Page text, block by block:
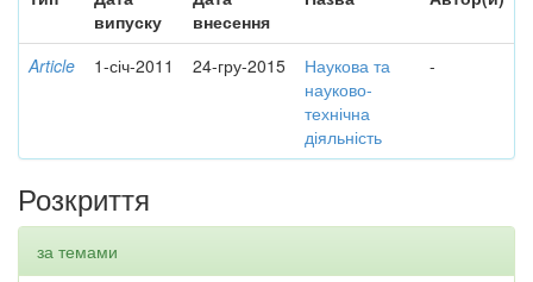
випуску
внесення
Article 1-січ-2011 24-гру-2015
Наукова та
науково-
технічна
діяльність
-
Розкриття
за темами